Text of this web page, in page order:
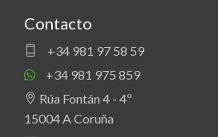
Contacto
+34 981 97 58 59
+34 981 975 859
Rúa Fontán 4 - 4º
15004 A Coruña